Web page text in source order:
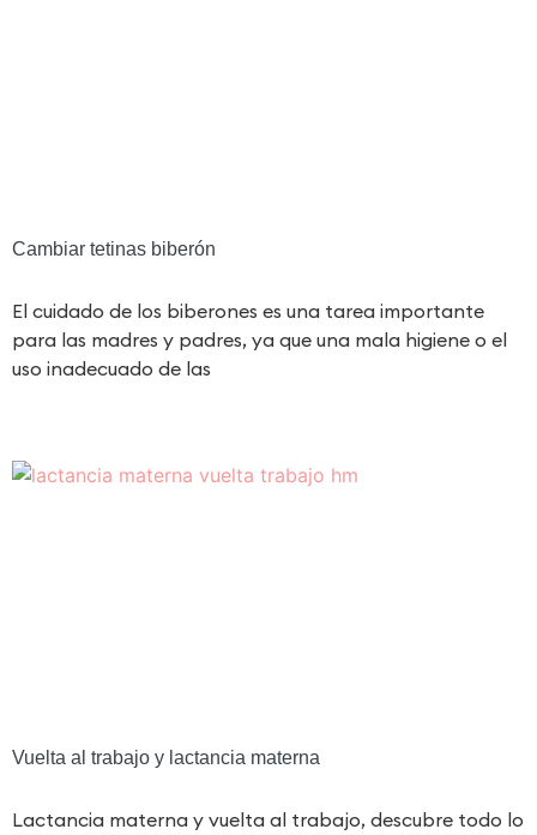
Cambiar tetinas biberón
El cuidado de los biberones es una tarea importante
para las madres y padres, ya que una mala higiene o el
uso inadecuado de las
Vuelta al trabajo y lactancia materna
Lactancia materna y vuelta al trabajo, descubre todo lo